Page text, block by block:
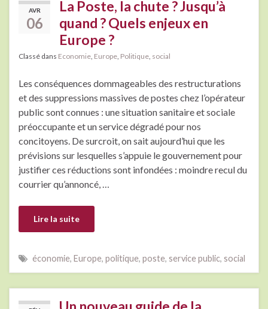
AVR
06
La Poste, la chute ? Jusqu’à
quand ? Quels enjeux en
Europe ?
Classé dans Economie Europe Politique social
Les conséquences dommageables des restructurations
et des suppressions massives de postes chez l’opérateur
public sont connues : une situation sanitaire et sociale
préoccupante et un service dégradé pour nos
concitoyens. De surcroit, on sait aujourd’hui que les
prévisions sur lesquelles s’appuie le gouvernement pour
justifier ces réductions sont infondées : moindre recul du
courrier qu’annoncé, …
Lire la suite
économie, Europe, politique, poste, service public, social